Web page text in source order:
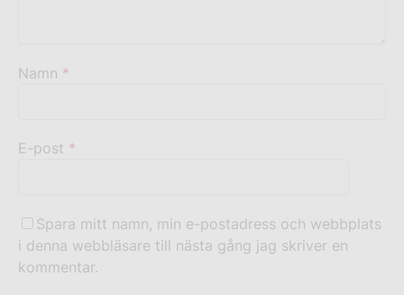
Namn *
E-post *
Spara mitt namn, min e-postadress och webbplats
i denna webbläsare till nästa gång jag skriver en
kommentar.